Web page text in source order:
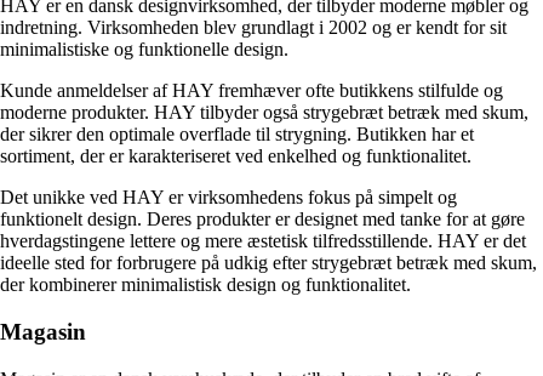
HAY er en dansk designvirksomhed, der tilbyder moderne møbler og
indretning. Virksomheden blev grundlagt i 2002 og er kendt for sit
minimalistiske og funktionelle design.
Kunde anmeldelser af HAY fremhæver ofte butikkens stilfulde og
moderne produkter. HAY tilbyder også strygebræt betræk med skum,
der sikrer den optimale overflade til strygning. Butikken har et
sortiment, der er karakteriseret ved enkelhed og funktionalitet.
Det unikke ved HAY er virksomhedens fokus på simpelt og
funktionelt design. Deres produkter er designet med tanke for at gøre
hverdagstingene lettere og mere æstetisk tilfredsstillende. HAY er det
ideelle sted for forbrugere på udkig efter strygebræt betræk med skum,
der kombinerer minimalistisk design og funktionalitet.
Magasin